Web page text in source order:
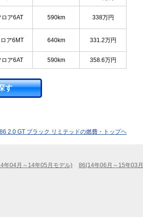
ロア6AT 590km 338万円
ア6MT 640km 331.2万円
ロア6AT 590km 358.6万円
す
86 2.0 GT ブラック リミテッドの燃費・トップヘ
年04月～14年05月モデル) 86(14年06月～15年03